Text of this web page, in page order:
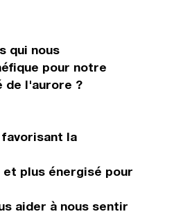
qui nous
pour notre
de l'aurore ?
la
plus énergisé pour
aider à nous sentir